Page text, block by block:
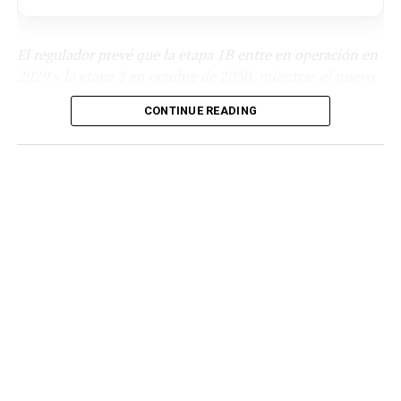
El regulador prevé que la etapa 1B entre en operación en
Gobierno anunció un plan para ejecutar también las
líneas 3, 4, 5 y 6.
CONTINUE READING